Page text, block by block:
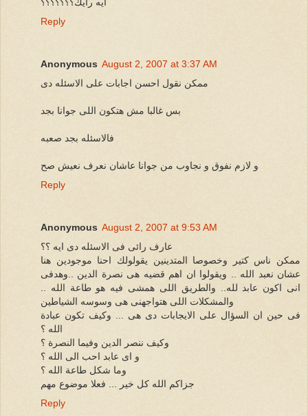
Reply
Anonymous August 2, 2007 at 3:37 AM
ممكن نقول احسن اجابات على الاسئله دى
بس غالبا مش هتكون اللى جوانا بجد
فالاسئله بجد صعبه
و لازم نفوق و نجاوب من جوانا عاشان نعرف نعيش صح
Reply
Anonymous August 2, 2007 at 9:53 AM
عارف رائى فى الاسئله دى ايه ؟؟
ممكن ناس كتير وخصوصا المتدينين يقولولك احنا موجودين هنا
عشان نعبد الله .. ويقولوا ان اهم قضيه هى نصرة الدين ..وهدفى
انى اكون عابد لله.. والطريق اللى همشى فيه هو طاعة الله ..
والمشكلات اللى هتواجهنى هى وسوسه الشياطين
فى حين ان السؤال على الايجابات دى هى ... وكيف تكون عبادة
الله ؟
وكيف ننصر الدين وفيما النصرة ؟
و اى عابد احب الى الله ؟
وما شكل طاعة الله ؟
جزاكم الله كل خير ... فعلا موضوع مهم
Reply